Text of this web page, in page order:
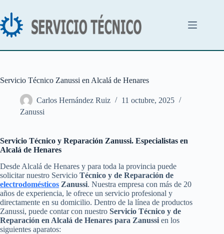
contenido
Servicio Técnico Zanussi en Alcalá de Henares
Carlos Hernández Ruiz
11 octubre, 2025
Zanussi
Servicio Técnico y Reparación Zanussi. Especialistas en
Alcalá de Henares
Desde Alcalá de Henares y para toda la provincia puede
solicitar nuestro Servicio Técnico y de Reparación de
electrodomésticos Zanussi. Nuestra empresa con más de 20
años de experiencia, le ofrece un servicio profesional y
directamente en su domicilio. Dentro de la línea de productos
Zanussi, puede contar con nuestro Servicio Técnico y de
Reparación en Alcalá de Henares para Zanussi en los
siguientes aparatos: